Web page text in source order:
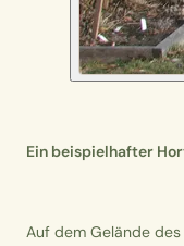
Ein beispielhafter
Auf dem Gelände